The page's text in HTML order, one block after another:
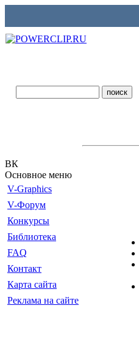
ВК
Основное меню
V-Graphics
V-Форум
Конкурсы
Библиотека
FAQ
Контакт
Карта сайта
Реклама на сайте